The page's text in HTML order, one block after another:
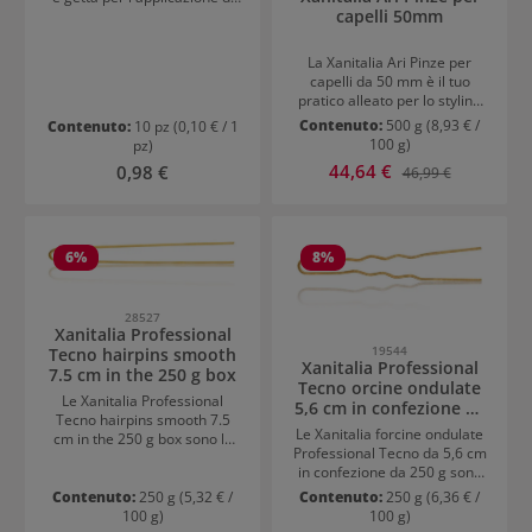
diverse posizioni di lavoro. La
confortevole per la routine di
lavoro impegnativa.
Contenuto: 10 pz (0,10 € / 1
pz)
Prezzo normale:
0,98 €
capelli 50mm
La Xanitalia Ari Pinze per
capelli da 50 mm è il tuo
pratico alleato per lo styling
quotidiano. Disponibile nei
colori oro, marrone e nero, la
pinza si adatta perfettamente
a ogni look. Offre una tenuta
rapide, look half-up o tocchi
discreti. Piccola, elegante e
versatile – un must-have per
Contenuto: 500 g (8,93 € /
100 g)
Prezzo di vendita:
44,64 € Prezzo normale:
46,99 €
6%
28527
Xanitalia Professional
Tecno hairpins smooth
7.5 cm in the 250 g box
Le Xanitalia Professional
Tecno hairpins smooth 7.5
cm in the 250 g box sono la
Grazie alla loro forma liscia,
si inseriscono con facilità e
Contenuto:250 g (5,32 € /
100 g)
8%
19544
Xanitalia Professional
Tecno orcine ondulate
5,6 cm in confezione da
250 g
Le Xanitalia forcine ondulate
Professional Tecno da 5,6 cm
in confezione da 250 g sono
la scelta ideale per una
tenuta sicura durante styling
Contenuto:250 g (6,36 € /
100 g)